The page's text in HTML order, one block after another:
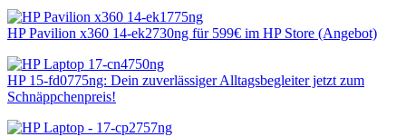
HP Pavilion x360 14-ek2730ng für 599€ im HP Store (Angebot)
HP 15-fd0775ng: Dein zuverlässiger Alltagsbegleiter jetzt zum
Schnäppchenpreis!